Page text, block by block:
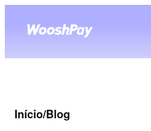
Início/Blog